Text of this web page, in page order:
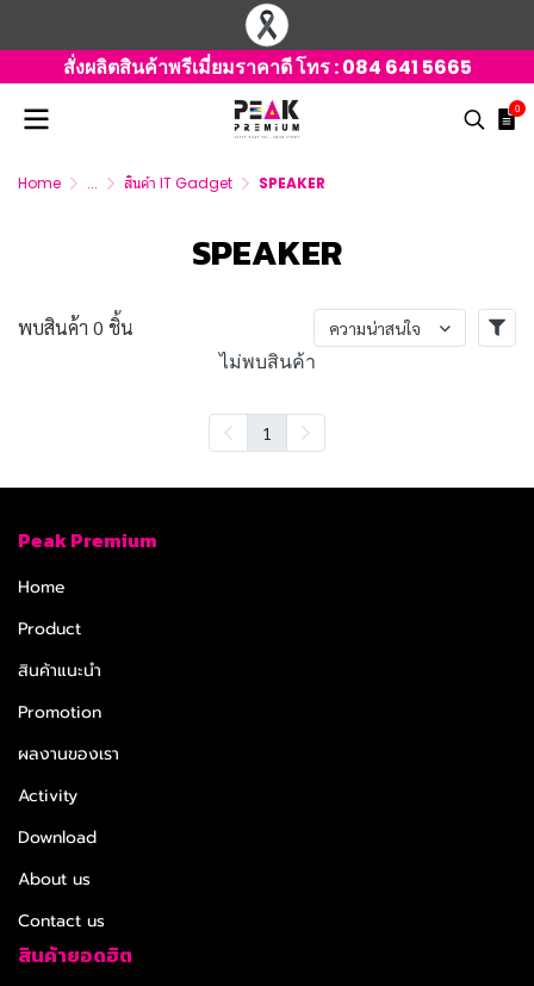
สั่งผลิตสินค้าพรีเมี่ยมราคาดี โทร :084 641 5665
0
Home ... สินค้า IT Gadget SPEAKER
SPEAKER
พบสินค้า 0 ชิ้น ความน่าสนใจ
ไม่พบสินค้า
1
Peak Premium
Home
Product
สินค้าแนะนำ
Promotion
ผลงานของเรา
Activity
Download
About us
Contact us
สินค้ายอดฮิต